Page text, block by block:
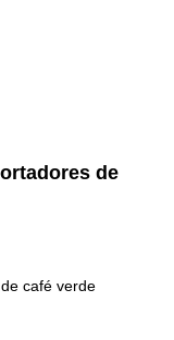
de
café verde